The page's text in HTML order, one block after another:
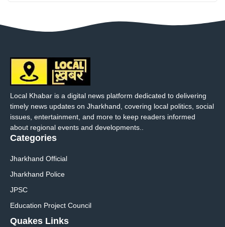
Local Khabar is a digital news platform dedicated to delivering
timely news updates on Jharkhand, covering local politics, social
issues, entertainment, and more to keep readers informed
about regional events and developments..
Categories
Jharkhand Official
Jharkhand Police
JPSC
Education Project Council
Quakes Links